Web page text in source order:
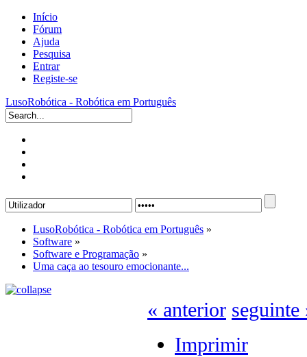
Início
Fórum
Ajuda
Pesquisa
Entrar
Registe-se
LusoRobótica - Robótica em Português
LusoRobótica - Robótica em Português »
Software »
Software e Programação »
Uma caça ao tesouro emocionante...
« anterior seguinte
Imprimir